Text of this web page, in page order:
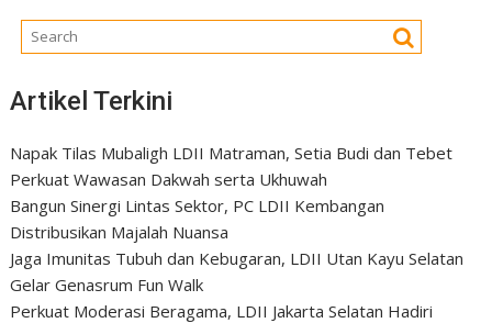
Artikel Terkini
Napak Tilas Mubaligh LDII Matraman, Setia Budi dan Tebet
Perkuat Wawasan Dakwah serta Ukhuwah
Bangun Sinergi Lintas Sektor, PC LDII Kembangan
Distribusikan Majalah Nuansa
Jaga Imunitas Tubuh dan Kebugaran, LDII Utan Kayu Selatan
Gelar Genasrum Fun Walk
Perkuat Moderasi Beragama, LDII Jakarta Selatan Hadiri